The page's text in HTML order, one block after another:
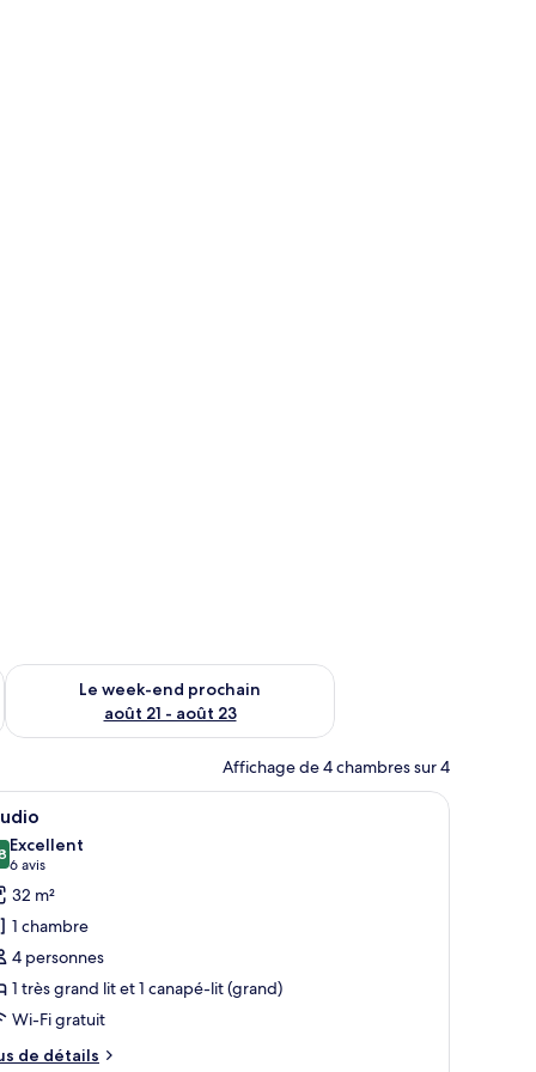
août 14 - août 16
Le week-end prochain
août 21 - août 23
Vérifier la disponibilité pour le week-end prochain août 21 -
Affichage de 4 chambres sur 4
rideaux occultants
:
Studio | Coin séjour | Télévision à écran
5
sur 10
Excellent
6 avis
(6 avis)
32 m²
1 chambre
4 personnes
1 très grand lit et 1 canapé-lit (grand)
Wi-Fi gratuit
de détails